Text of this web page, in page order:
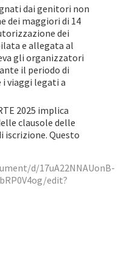
dai genitori non
dei maggiori di 14
dei
e allegata al
gli organizzatori
il periodo di
i viaggi legati a
2025 implica
clausole delle
iscrizione. Questo
d/17uA22NNAUonB-
edit?